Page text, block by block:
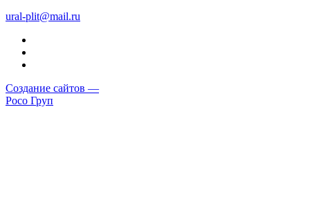
ural-plit@mail.ru
Создание сайтов —
Росо Груп